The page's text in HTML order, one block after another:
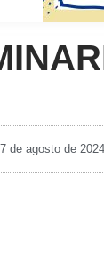
de agosto de 2024